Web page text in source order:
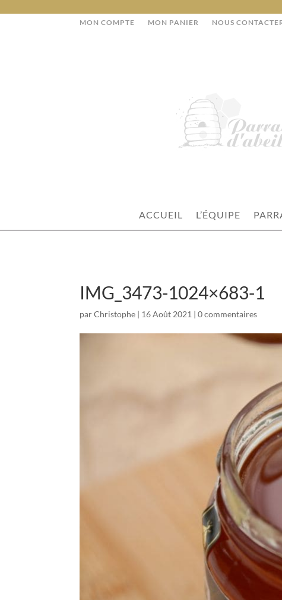
MON COMPTE MON PANIER NOUS
ACCUEIL L’ÉQUIPE
IMG_3473-1024×683-1
parChristophe | 16 Août 2021 |0 commentaires